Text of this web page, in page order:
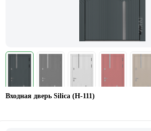
Входная дверь Silica (H-111)